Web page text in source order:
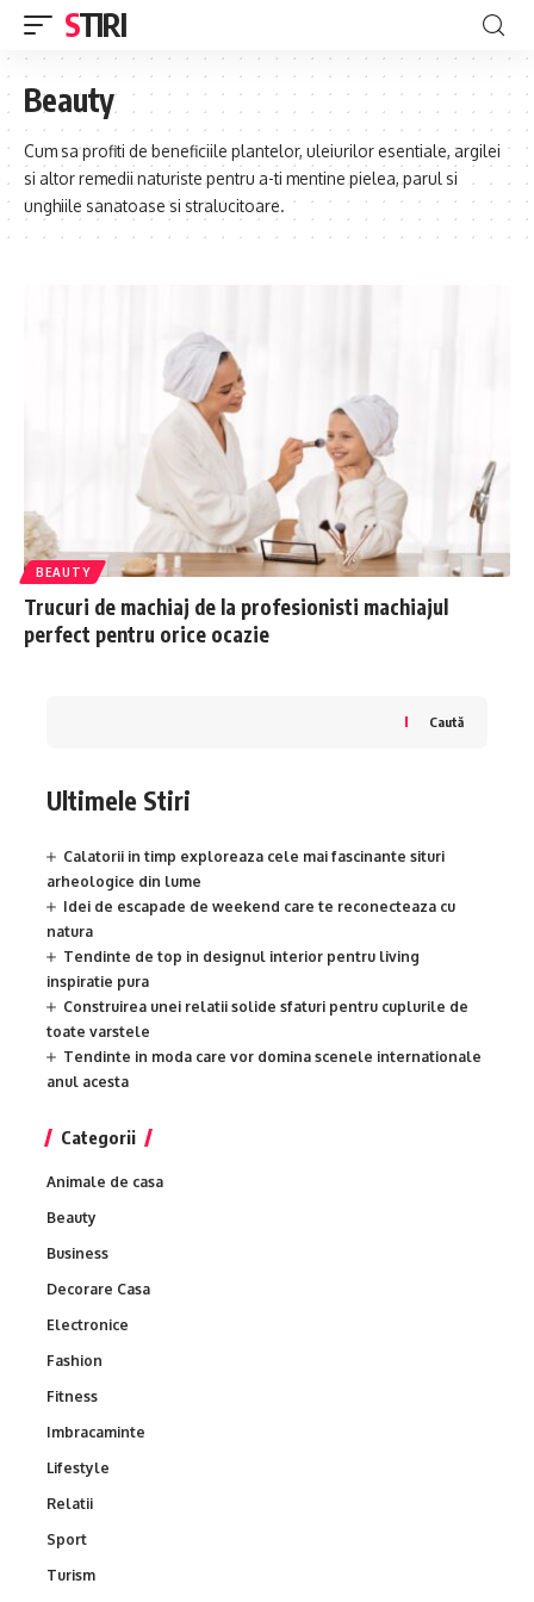
STIRI
Beauty
Cum sa profiti de beneficiile plantelor, uleiurilor esentiale, argilei
si altor remedii naturiste pentru a-ti mentine pielea, parul si
unghiile sanatoase si stralucitoare.
BEAUTY
Trucuri de machiaj de la profesionisti machiajul
perfect pentru orice ocazie
Caută
Ultimele Stiri
Calatorii in timp exploreaza cele mai fascinante situri
arheologice din lume
Idei de escapade de weekend care te reconecteaza cu
natura
Tendinte de top in designul interior pentru living
inspiratie pura
Construirea unei relatii solide sfaturi pentru cuplurile de
toate varstele
Tendinte in moda care vor domina scenele internationale
anul acesta
Categorii
Animale de casa
Beauty
Business
Decorare Casa
Electronice
Fashion
Fitness
Imbracaminte
Lifestyle
Relatii
Sport
Turism